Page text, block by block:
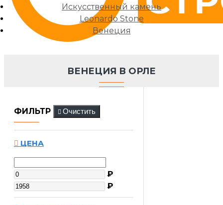
Искусственный камень
Leonardo Stone
Венеция
ВЕНЕЦИЯ В ОРЛЕ
ФИЛЬТР Очистить
ЦЕНА
₽
₽